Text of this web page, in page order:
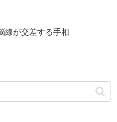
線が交差する手相